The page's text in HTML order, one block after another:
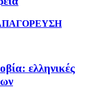
ελληνικές